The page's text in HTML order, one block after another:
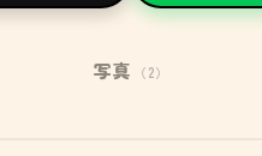
写真 （2）